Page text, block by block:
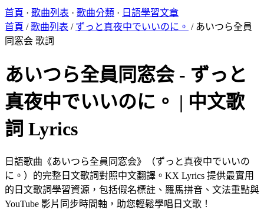
首頁 · 歌曲列表 · 歌曲分類 · 日語學習文章
首頁 /歌曲列表 / ずっと真夜中でいいのに。 / あいつら全員
同窓会 歌詞
あいつら全員同窓会 - ずっと
真夜中でいいのに。 | 中文歌
詞 Lyrics
日語歌曲《あいつら全員同窓会》（ずっと真夜中でいいの
に。）的完整日文歌詞對照中文翻譯。KX Lyrics 提供最實用
的日文歌詞學習資源，包括假名標註、羅馬拼音、文法重點與
YouTube 影片同步時間軸，助您輕鬆學唱日文歌！